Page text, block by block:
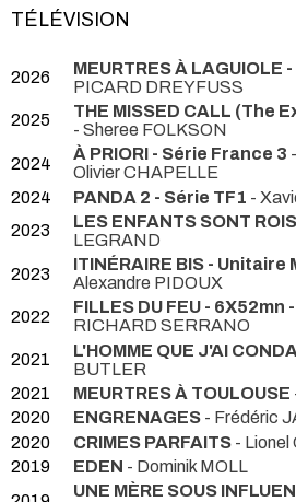
TÉLÉVISION
2026 MEURTRES À LAGUIOLE
PICARD DREYFUSS
2025
THE MISSED CALL (The
- Sheree FOLKSON
2024
À PRIORI - Série France 3
Olivier CHAPELLE
2024
PANDA 2 - Série TF1 -
2023
LES ENFANTS SONT
LEGRAND
2023
ITINÉRAIRE BIS - Unitaire
Alexandre PIDOUX
2022
FILLES DU FEU - 6X52mn
RICHARD SERRANO
2021
L'HOMME QUE J'AI
BUTLER
2021
MEURTRES À TOULOUSE
2020
ENGRENAGES - Frédéric
2020
CRIMES PARFAITS -
2019
EDEN - Dominik MOLL
UNE MÈRE SOUS